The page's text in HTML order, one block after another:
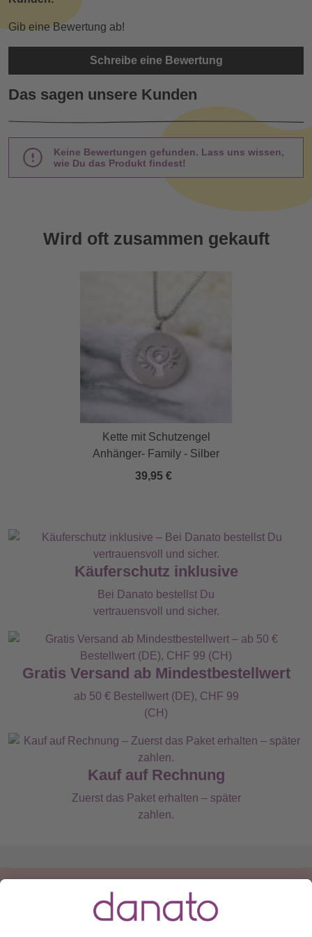
Gib eine Bewertung ab!
Schreibe eine Bewertung
Das sagen unsere Kunden
Keine Bewertungen gefunden. Lass uns wissen,
wie Du das Produkt findest!
Wird oft zusammen gekauft
Kette mit Schutzengel
Anhänger- Family - Silber
39,95 €
Käuferschutz inklusive
Bei Danato bestellst Du
vertrauensvoll und sicher.
Gratis Versand ab Mindestbestellwert
ab 50 € Bestellwert (DE), CHF 99
(CH)
Kauf auf Rechnung
Zuerst das Paket erhalten – später
zahlen.
Du hast eine Frage?
+49 (0) 511 51 56 0300